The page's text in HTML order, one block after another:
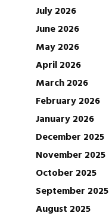
July 2026
June 2026
May 2026
April 2026
March 2026
February 2026
January 2026
December 2025
November 2025
October 2025
September 2025
August 2025